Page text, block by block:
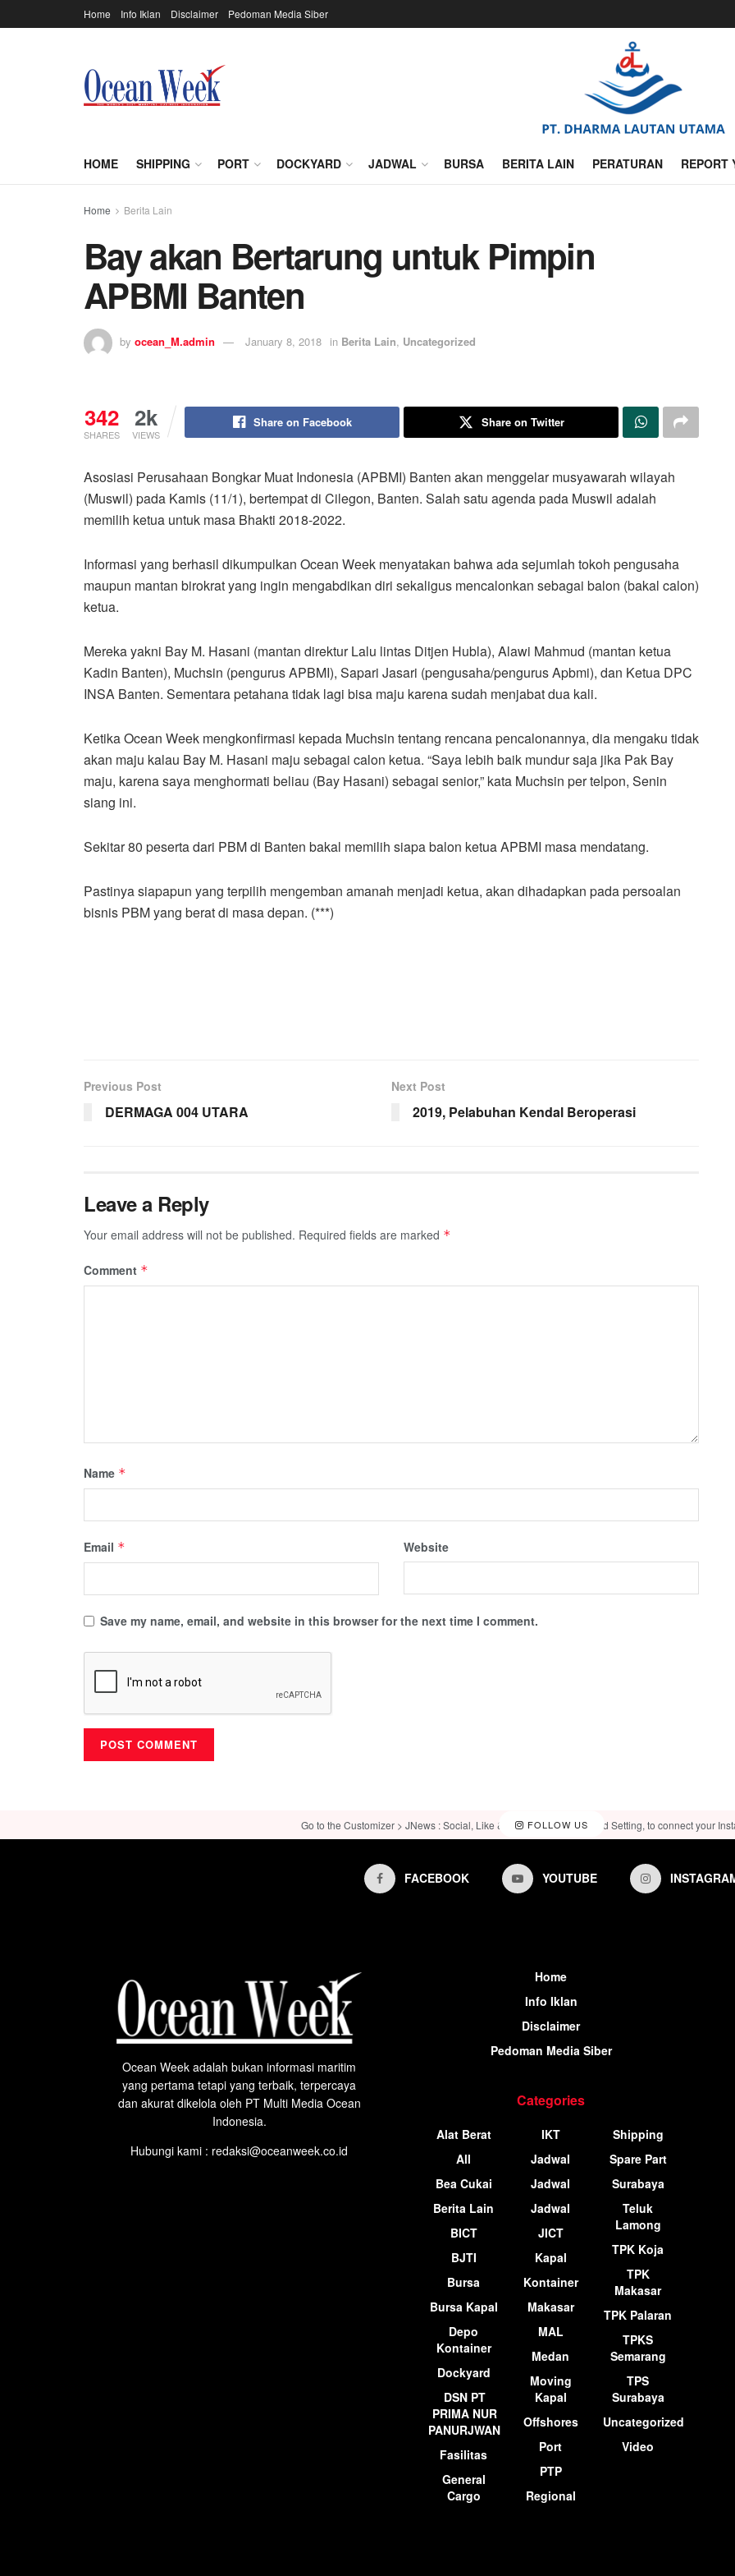
Home Info Iklan Disclaimer Pedoman Media Siber
HOME SHIPPING PORT DOCKYARD JADWAL BURSA BERITA LAIN PERATURAN REPORT
Home Berita Lain
Bay akan Bertarung untuk Pimpin
APBMI Banten
by ocean_M.admin January 8, 2018 in Berita Lain, Uncategorized
342
SHARES
2k
VIEWS
Share on Facebook Share on Twitter
Asosiasi Perusahaan Bongkar Muat Indonesia (APBMI) Banten akan menggelar musyawarah wilayah
(Muswil) pada Kamis (11/1), bertempat di Cilegon, Banten. Salah satu agenda pada Muswil adalah
memilih ketua untuk masa Bhakti 2018-2022.
Informasi yang berhasil dikumpulkan Ocean Week menyatakan bahwa ada sejumlah tokoh pengusaha
maupun mantan birokrat yang ingin mengabdikan diri sekaligus mencalonkan sebagai balon (bakal calon)
ketua.
Mereka yakni Bay M. Hasani (mantan direktur Lalu lintas Ditjen Hubla), Alawi Mahmud (mantan ketua
Kadin Banten), Muchsin (pengurus APBMI), Sapari Jasari (pengusaha/pengurus Apbmi), dan Ketua DPC
INSA Banten. Sementara petahana tidak lagi bisa maju karena sudah menjabat dua kali.
Ketika Ocean Week mengkonfirmasi kepada Muchsin tentang rencana pencalonannya, dia mengaku tidak
akan maju kalau Bay M. Hasani maju sebagai calon ketua. “Saya lebih baik mundur saja jika Pak Bay
maju, karena saya menghormati beliau (Bay Hasani) sebagai senior,” kata Muchsin per telpon, Senin
siang ini.
Sekitar 80 peserta dari PBM di Banten bakal memilih siapa balon ketua APBMI masa mendatang.
Pastinya siapapun yang terpilih mengemban amanah menjadi ketua, akan dihadapkan pada persoalan
bisnis PBM yang berat di masa depan. (***)
Previous Post
DERMAGA 004 UTARA
Next Post
2019, Pelabuhan Kendal Beroperasi
Leave a Reply
Your email address will not be published. Required fields are marked *
Comment *
Name *
Email * Website
Save my name, email, and website in this browser for the next time I comment.
FOLLOW US
Go to the Customizer > JNews : Social, Like & View > Instagram Feed Setting, to connect your
FACEBOOK YOUTUBE
Ocean Week adalah bukan informasi maritim
yang pertama tetapi yang terbaik, terpercaya
dan akurat dikelola oleh PT Multi Media Ocean
Indonesia.
Hubungi kami : redaksi@oceanweek.co.id
Home
Info Iklan
Disclaimer
Pedoman Media Siber
Categories
Alat Berat
All
Bea Cukai
Berita Lain
BICT
BJTI
Bursa
Bursa Kapal
Depo
Kontainer
Dockyard
DSN PT
PRIMA NUR
PANURJWAN
Fasilitas
General
Cargo
IKT
Jadwal
Jadwal
Jadwal
JICT
Kapal
Kontainer
Makasar
MAL
Medan
Moving
Kapal
Offshores
Port
PTP
Regional
Shipping
Spare Part
Surabaya
Teluk
Lamong
TPK Koja
TPK
Makasar
TPK Palaran
TPKS
Semarang
TPS
Surabaya
Uncategorized
Video